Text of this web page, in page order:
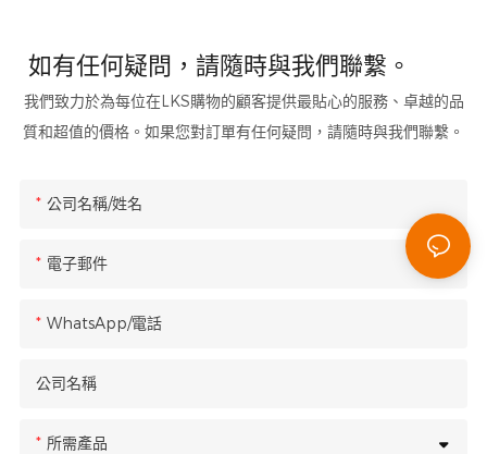
如有任何疑問，請隨時與我們聯繫。
我們致力於為每位在LKS購物的顧客提供最貼心的服務、卓越的品
質和超值的價格。如果您對訂單有任何疑問，請隨時與我們聯繫。
公司名稱/姓名
電子郵件
WhatsApp/電話
公司名稱
所需產品